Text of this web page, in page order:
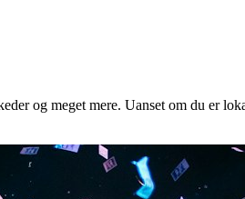
og meget mere. Uanset om du er